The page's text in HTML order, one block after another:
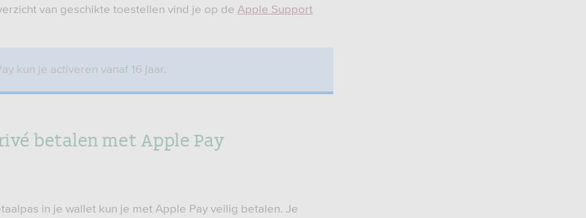
van geschikte toestellen vind je op de Apple Support
kun je activeren vanaf 16 jaar.
betalen met Apple Pay
in je wallet kun je met Apple Pay veilig betalen. Je